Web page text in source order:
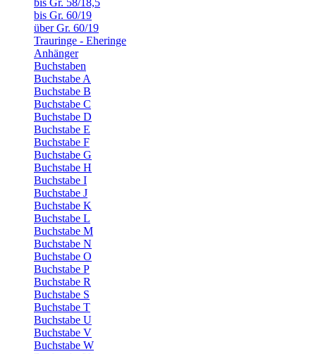
bis Gr. 58/18,5
bis Gr. 60/19
über Gr. 60/19
Trauringe - Eheringe
Anhänger
Buchstaben
Buchstabe A
Buchstabe B
Buchstabe C
Buchstabe D
Buchstabe E
Buchstabe F
Buchstabe G
Buchstabe H
Buchstabe I
Buchstabe J
Buchstabe K
Buchstabe L
Buchstabe M
Buchstabe N
Buchstabe O
Buchstabe P
Buchstabe R
Buchstabe S
Buchstabe T
Buchstabe U
Buchstabe V
Buchstabe W